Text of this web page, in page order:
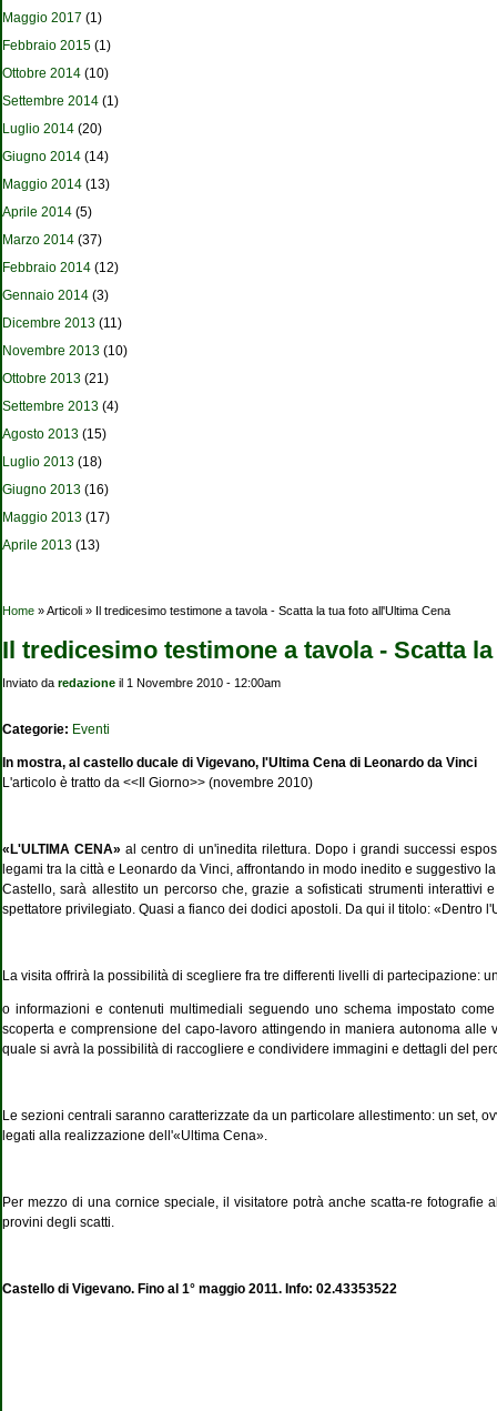
Maggio 2017 (1)
Febbraio 2015 (1)
Ottobre 2014 (10)
Settembre 2014 (1)
Luglio 2014 (20)
Giugno 2014 (14)
Maggio 2014 (13)
Aprile 2014 (5)
Marzo 2014 (37)
Febbraio 2014 (12)
Gennaio 2014 (3)
Dicembre 2013 (11)
Novembre 2013 (10)
Ottobre 2013 (21)
Settembre 2013 (4)
Agosto 2013 (15)
Luglio 2013 (18)
Giugno 2013 (16)
Maggio 2013 (17)
Aprile 2013 (13)
Tu sei qui
Home » Articoli » Il tredicesimo testimone a tavola - Scatta la tua foto all'Ultima Cena
Il tredicesimo testimone a tavola - Scatta
Inviato da redazione il 1 Novembre 2010 - 12:00am
Categorie: Eventi
In mostra, al castello ducale di Vigevano, l'Ultima Cena di Leonardo da Vinci
L'articolo è tratto da <<Il Giorno>> (novembre 2010)
«L'ULTIMA CENA» al centro di un'inedita rilettura. Dopo i grandi successi
legami tra la città e Leonardo da Vinci, affrontando in modo inedito e suggestivo
Castello, sarà allestito un percorso che, grazie a sofisticati strumenti
spettatore privilegiato. Quasi a fianco dei dodici apostoli. Da qui il titolo: «Dentro
La visita offrirà la possibilità di scegliere fra tre differenti livelli di partecipazione:
o informazioni e contenuti multimediali seguendo uno schema impostato
scoperta e comprensione del capo-lavoro attingendo in maniera autonoma
quale si avrà la possibilità di raccogliere e condividere immagini e dettagli del
Le sezioni centrali saranno caratterizzate da un particolare allestimento: un set,
legati alla realizzazione dell'«Ultima Cena».
Per mezzo di una cornice speciale, il visitatore potrà anche scatta-re
provini degli scatti.
Castello di Vigevano. Fino al 1° maggio 2011. Info: 02.43353522